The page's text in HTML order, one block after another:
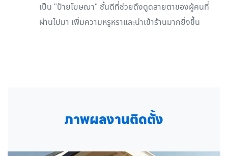
เป็น "ป้ายโฆษณา" ชั้นดีที่ช่วยดึงดูดสายตาของผู้คนที่
ผ่านไปมา เพิ่มความหรูหราและน่าเข้าร้านมากยิ่งขึ้น
ภาพผลงานติดตั้ง